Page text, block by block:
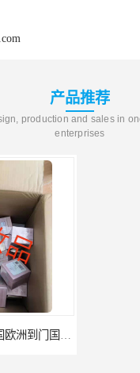
产品推荐
production and sales in
enterprises